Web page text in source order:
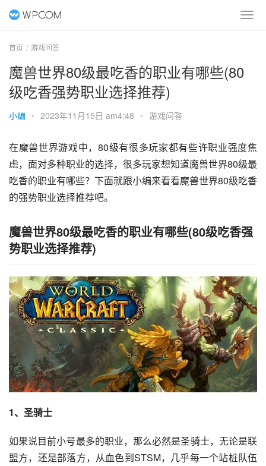
首页 游戏问答
魔兽世界80级最吃香的职业有哪些(80
级吃香强势职业选择推荐)
小编 • 2023年11月15日 am4:48 • 游戏问答
在魔兽世界游戏中，80级有很多玩家都有些许职业强度焦
虑，面对多种职业的选择，很多玩家想知道魔兽世界80级最
吃香的职业有哪些？下面就跟小编来看看魔兽世界80级吃香
的强势职业选择推荐吧。
魔兽世界80级最吃香的职业有哪些(80级吃香强
势职业选择推荐)
1、圣骑士
如果说目前小号最多的职业，那么必然是圣骑士，无论是联
盟方，还是部落方，从血色到STSM，几乎每一个站桩队伍